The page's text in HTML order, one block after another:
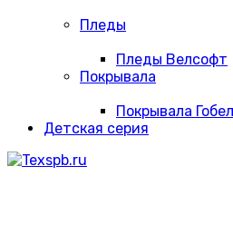
Пледы
Пледы Велсофт
Покрывала
Покрывала
Детская серия